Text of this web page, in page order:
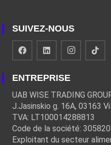
SUIVEZ-NOUS
ENTREPRISE
UAB WISE TRADING
J.Jasinskio g. 16A, 03163
TVA: LT100014288813
Code de la société:
Exploitant du secteur